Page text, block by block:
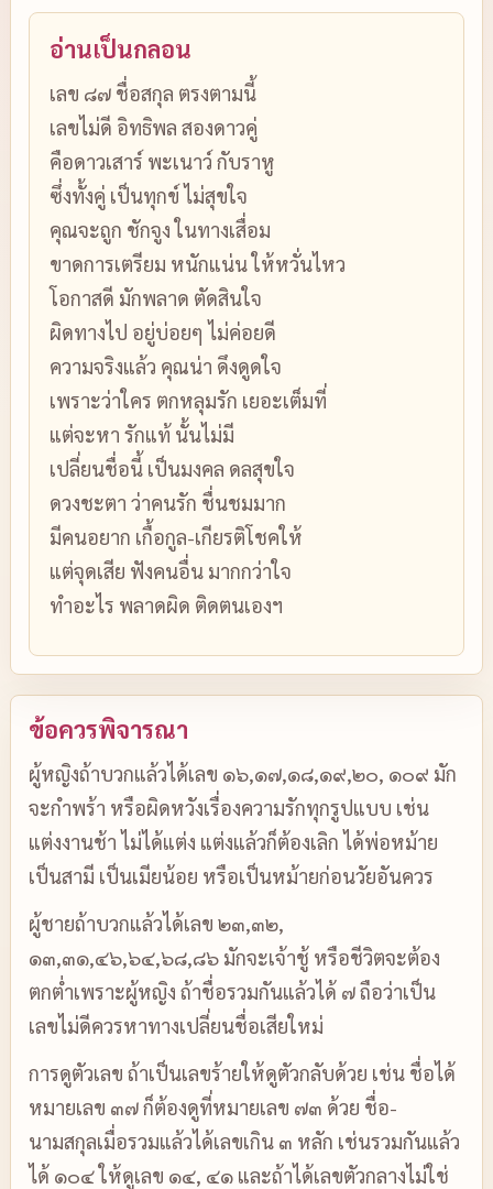
อ่านเป็นกลอน
เลข ๘๗ ชื่อสกุล ตรงตามนี้
เลขไม่ดี อิทธิพล สองดาวคู่
คือดาวเสาร์ พะเนาว์ กับราหู
ซึ่งทั้งคู่ เป็นทุกข์ ไม่สุขใจ
คุณจะถูก ชักจูง ในทางเสื่อม
ขาดการเตรียม หนักแน่น ให้หวั่นไหว
โอกาสดี มักพลาด ตัดสินใจ
ผิดทางไป อยู่บ่อยๆ ไม่ค่อยดี
ความจริงแล้ว คุณน่า ดึงดูดใจ
เพราะว่าใคร ตกหลุมรัก เยอะเต็มที่
แต่จะหา รักแท้ นั้นไม่มี
เปลี่ยนชื่อนี้ เป็นมงคล ดลสุขใจ
ดวงชะตา ว่าคนรัก ชื่นชมมาก
มีคนอยาก เกื้อกูล-เกียรติโชคให้
แต่จุดเสีย ฟังคนอื่น มากกว่าใจ
ทำอะไร พลาดผิด ติดตนเองฯ
ข้อควรพิจารณา
ผู้หญิงถ้าบวกแล้วได้เลข ๑๖,๑๗,๑๘,๑๙,๒๐, ๑๐๙ มัก
จะกำพร้า หรือผิดหวังเรื่องความรักทุกรูปแบบ เช่น
แต่งงานช้า ไม่ได้แต่ง แต่งแล้วก็ต้องเลิก ได้พ่อหม้าย
เป็นสามี เป็นเมียน้อย หรือเป็นหม้ายก่อนวัยอันควร
ผู้ชายถ้าบวกแล้วได้เลข ๒๓,๓๒,
๑๓,๓๑,๔๖,๖๔,๖๘,๘๖ มักจะเจ้าชู้ หรือชีวิตจะต้อง
ตกต่ำเพราะผู้หญิง ถ้าชื่อรวมกันแล้วได้ ๗ ถือว่าเป็น
เลขไม่ดีควรหาทางเปลี่ยนชื่อเสียใหม่
การดูตัวเลข ถ้าเป็นเลขร้ายให้ดูตัวกลับด้วย เช่น ชื่อได้
หมายเลข ๓๗ ก็ต้องดูที่หมายเลข ๗๓ ด้วย ชื่อ-
นามสกุลเมื่อรวมแล้วได้เลขเกิน ๓ หลัก เช่นรวมกันแล้ว
ได้ ๑๐๔ ให้ดูเลข ๑๔, ๔๑ และถ้าได้เลขตัวกลางไม่ใช่